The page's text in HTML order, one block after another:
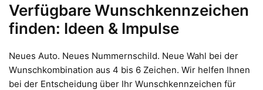
Verfügbare Wunschkennzeichen
finden: Ideen & Impulse
Neues Auto. Neues Nummernschild. Neue Wahl bei der
Wunschkombination aus 4 bis 6 Zeichen. Wir helfen Ihnen
bei der Entscheidung über Ihr Wunschkennzeichen für